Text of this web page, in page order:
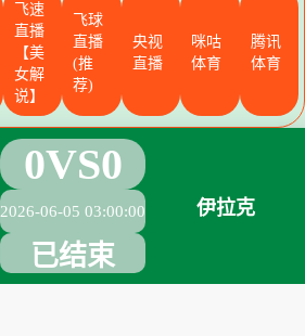
飞速
直播
【美
女解
说】
飞球
直播
(推
荐)
央视
直播
咪咕
体育
腾讯
体育
0VS0
2026-06-05 03:00:00
已结束
伊拉克